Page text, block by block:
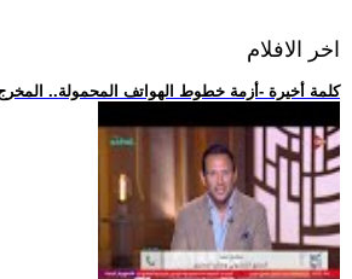
اخر الافلام
.. كلمة أخيرة -أزمة خطوط الهواتف المحمولة..